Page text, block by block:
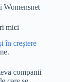
Womensnet
mici
în creștere
companii